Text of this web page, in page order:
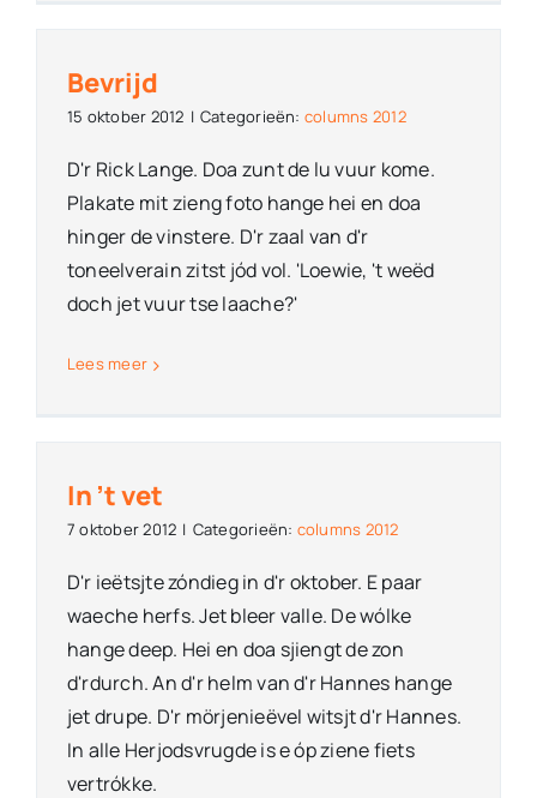
Bevrijd
15 oktober 2012 | Categorieën: columns 2012
D'r Rick Lange. Doa zunt de lu vuur kome.
Plakate mit zieng foto hange hei en doa
hinger de vinstere. D'r zaal van d'r
toneelverain zitst jód vol. 'Loewie, 't weëd
doch jet vuur tse laache?'
Lees meer
In ’t vet
7 oktober 2012 | Categorieën: columns 2012
D'r ieëtsjte zóndieg in d'r oktober. E paar
waeche herfs. Jet bleer valle. De wólke
hange deep. Hei en doa sjiengt de zon
d'rdurch. An d'r helm van d'r Hannes hange
jet drupe. D'r mörjenieëvel witsjt d'r Hannes.
In alle Herjodsvrugde is e óp ziene fiets
vertrókke.